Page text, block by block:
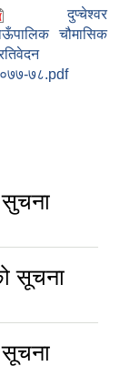
दुप्चेश्वर
चौमासिक
७८.pdf
सूचना